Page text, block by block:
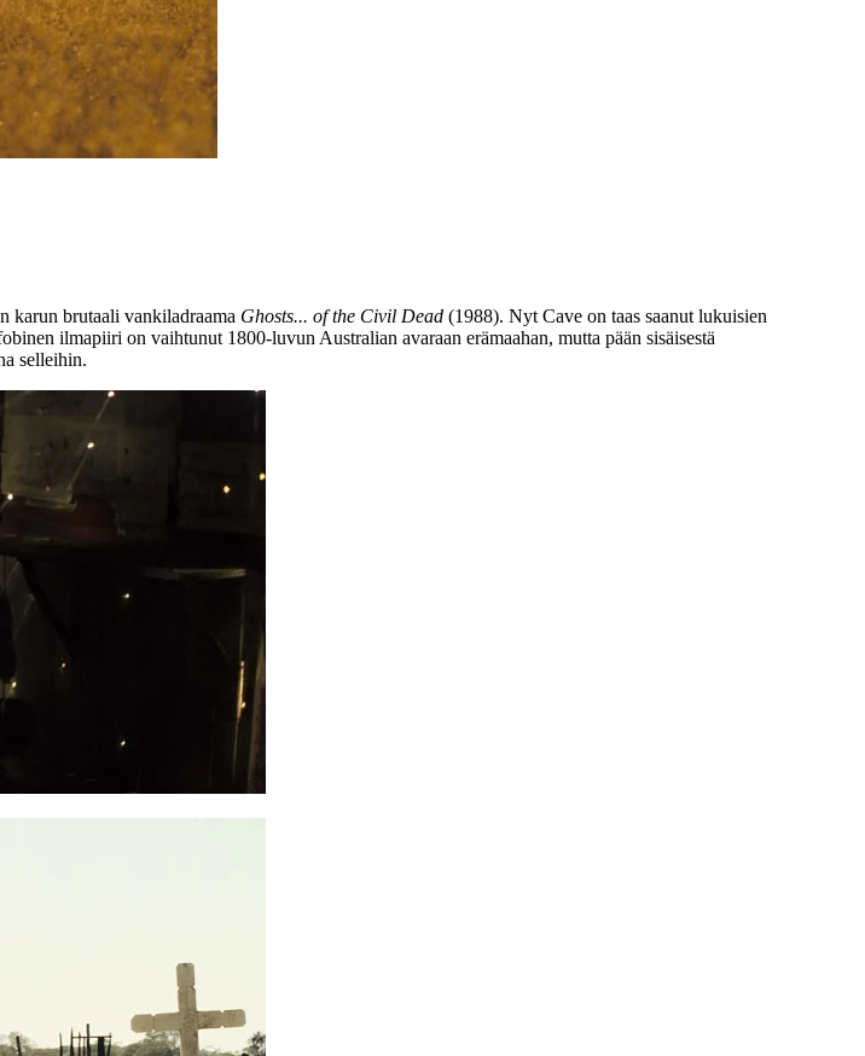
karun brutaali vankiladraama Ghosts... of the Civil Dead (1988). Nyt Cave on taas saanut lukuisien
ilmapiiri on vaihtunut 1800‑luvun Australian avaraan erämaahan, mutta pään sisäisestä
selleihin.